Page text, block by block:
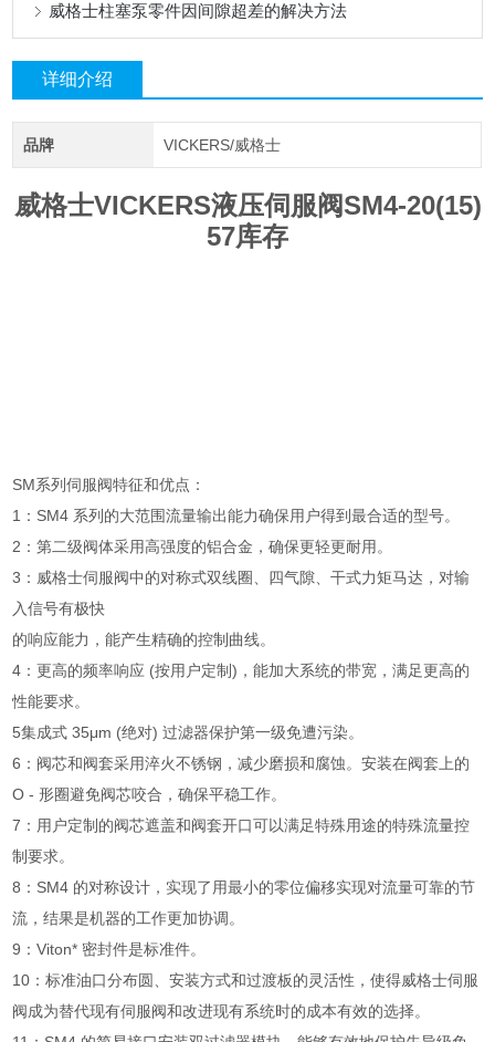
威格士柱塞泵零件因间隙超差的解决方法
详细介绍
品牌 VICKERS/威格士
威格士VICKERS液压伺服阀SM4-20(15)
57库存
SM系列伺服阀特征和优点：
1：SM4 系列的大范围流量输出能力确保用户得到最合适的型号。
2：第二级阀体采用高强度的铝合金，确保更轻更耐用。
3：威格士伺服阀中的对称式双线圈、四气隙、干式力矩马达，对输
入信号有极快
的响应能力，能产生精确的控制曲线。
4：更高的频率响应 (按用户定制)，能加大系统的带宽，满足更高的
性能要求。
5集成式 35μm (绝对) 过滤器保护第一级免遭污染。
6：阀芯和阀套采用淬火不锈钢，减少磨损和腐蚀。安装在阀套上的
O - 形圈避免阀芯咬合，确保平稳工作。
7：用户定制的阀芯遮盖和阀套开口可以满足特殊用途的特殊流量控
制要求。
8：SM4 的对称设计，实现了用最小的零位偏移实现对流量可靠的节
流，结果是机器的工作更加协调。
9：Viton* 密封件是标准件。
10：标准油口分布圆、安装方式和过渡板的灵活性，使得威格士伺服
阀成为替代现有伺服阀和改进现有系统时的成本有效的选择。